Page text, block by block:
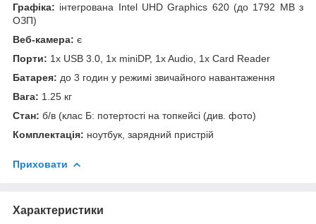
Графіка: інтегрована Intel UHD Graphics 620 (до 1792 MB з
ОЗП)
Веб-камера: є
Порти: 1x USB 3.0, 1x miniDP, 1x Audio, 1x Card Reader
Батарея: до 3 годин у режимі звичайного навантаження
Вага: 1.25 кг
Стан: б/в (клас Б: потертості на топкейсі (див. фото)
Комплектація: ноутбук, зарядний пристрій
Приховати
Характеристики